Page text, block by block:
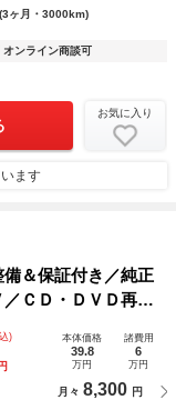
ヶ月・3000km)
オンライン商談可
お気に入り
ます
＆保証付き／純正
ＣＤ・ＤＶＤ再生
ｈオーディオ／Ｅ
ライト／純正アル
) 本体価格
39.8
万円
諸費用
6
万円
月々 8,300 円